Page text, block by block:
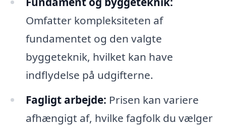
Omfatter kompleksiteten af
fundamentet og den valgte
byggeteknik, hvilket kan have
indflydelse på udgifterne.
Fagligt arbejde: Prisen kan variere
afhængigt af, hvilke fagfolk du vælger